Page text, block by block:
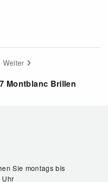
Weiter
Montblanc Brillen
Sie montags bis
Uhr